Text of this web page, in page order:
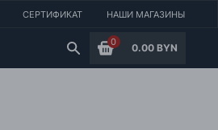
СЕРТИФИКАТ НАШИ МАГАЗИНЫ
0
0.00 BYN